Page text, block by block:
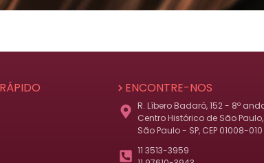
ENCONTRE-NOS
R. Líbero Badaró, 152 - 8º
Centro Histórico de São Paulo,
São Paulo - SP, CEP 01008-010
11 3513-3959